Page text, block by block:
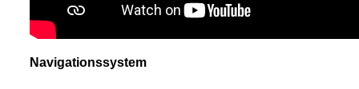
Navigationssystem